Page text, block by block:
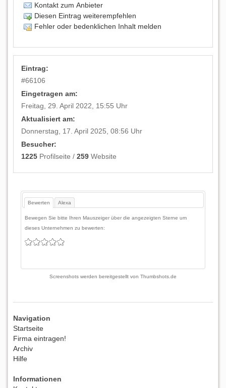
Kontakt zum Anbieter
Diesen Eintrag weiterempfehlen
Fehler oder bedenklichen Inhalt melden
Eintrag:
#66106
Eingetragen am:
Freitag, 29. April 2022, 15:55 Uhr
Aktualisiert am:
Donnerstag, 17. April 2025, 08:56 Uhr
Besucher:
1225 Profilseite /259 Website
Bewerten Alexa
Bewegen Sie bitte Ihren Mauszeiger über die angezeigten Sterne um
dieses Unternehmen zu bewerten:
Screenshots werden bereitgestellt von Thumbshots.de
Navigation
Startseite
Firma eintragen!
Archiv
Hilfe
Informationen